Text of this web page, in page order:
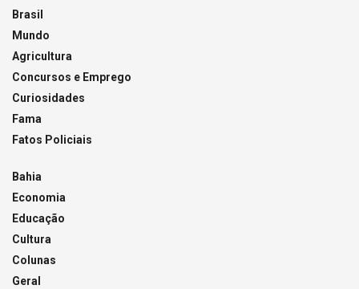
Brasil
Mundo
Agricultura
Concursos e Emprego
Curiosidades
Fama
Fatos Policiais
Bahia
Economia
Educação
Cultura
Colunas
Geral